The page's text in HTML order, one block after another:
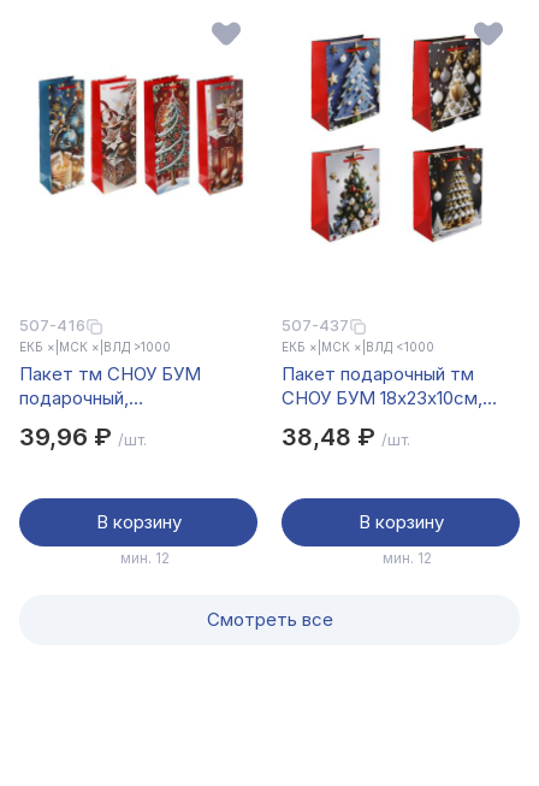
507-416
ЕКБ × МСК × ВЛД >1000
Пакет тм СНОУ БУМ
подарочный,
бумага, 4 дизайна
39,96 ₽ /шт.
В корзину
мин. 12
507-437
ЕКБ × МСК × ВЛД <1000
Пакет подарочный тм
СНОУ БУМ 18x23x10см,
38,48 ₽ /шт.
В корзину
мин. 12
Смотреть все